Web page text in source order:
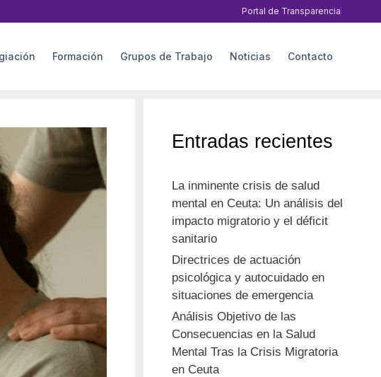
Portal de Transparencia
Formación Grupos de Trabajo Noticias Contacto
Entradas recientes
La inminente crisis de salud
mental en Ceuta: Un análisis del
impacto migratorio y el déficit
sanitario
Directrices de actuación
psicológica y autocuidado en
situaciones de emergencia
Análisis Objetivo de las
Consecuencias en la Salud
Mental Tras la Crisis Migratoria
en Ceuta